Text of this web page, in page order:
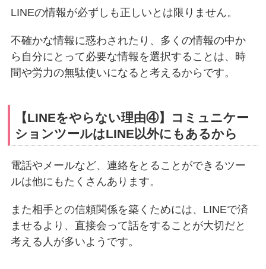
LINEの情報が必ずしも正しいとは限りません。
不確かな情報に惑わされたり、多くの情報の中か
ら自分にとって必要な情報を選択することは、時
間や労力の無駄使いになると考えるからです。
【LINEをやらない理由④】コミュニケー
ションツールはLINE以外にもあるから
電話やメールなど、連絡をとることができるツー
ルは他にもたくさんあります。
また相手との信頼関係を築くためには、LINEで済
ませるより、直接会って話をすることが大切だと
考える人が多いようです。